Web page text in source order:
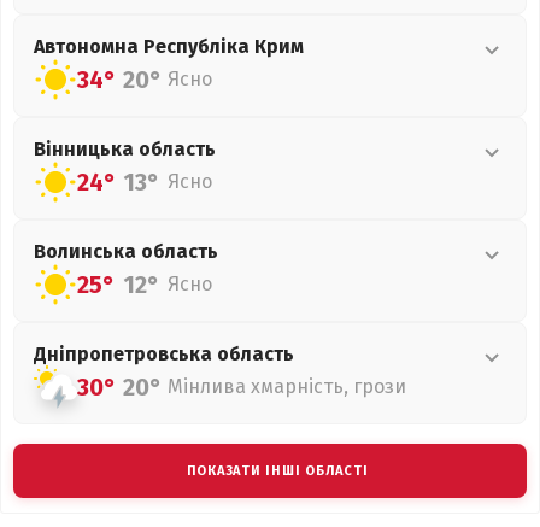
Автономна Республіка Крим
34° 20° Ясно
Вінницька область
24° 13° Ясно
Волинська область
25° 12° Ясно
Дніпропетровська область
30° 20° Мінлива хмарність, грози
ПОКАЗАТИ ІНШІ ОБЛАСТІ